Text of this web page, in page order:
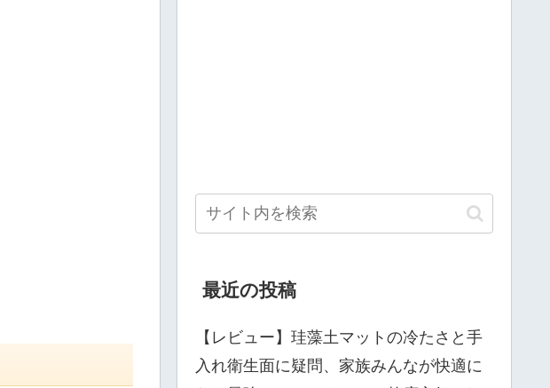
最近の投稿
【レビュー】珪藻土マットの冷たさと手
入れ衛生面に疑問、家族みんなが快適に